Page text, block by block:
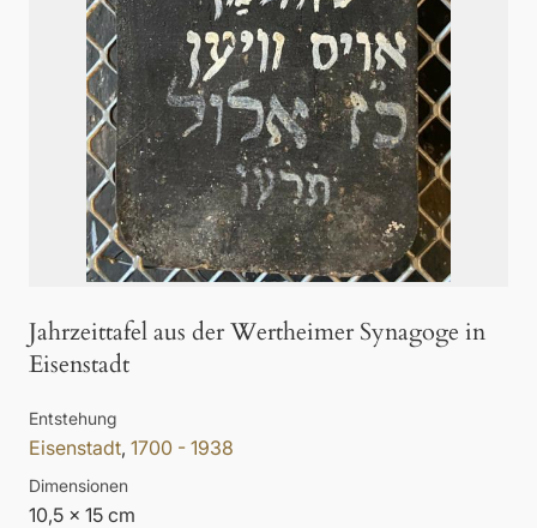
Jahrzeittafel aus der Wertheimer Synagoge in
Eisenstadt
Entstehung
Eisenstadt, 1700 - 1938
Dimensionen
10,5 x 15 cm